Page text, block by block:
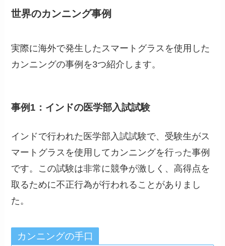
世界のカンニング事例
実際に海外で発生したスマートグラスを使用した
カンニングの事例を3つ紹介します。
事例1：インドの医学部入試試験
インドで行われた医学部入試試験で、受験生がス
マートグラスを使用してカンニングを行った事例
です。この試験は非常に競争が激しく、高得点を
取るために不正行為が行われることがありまし
た。
カンニングの手口